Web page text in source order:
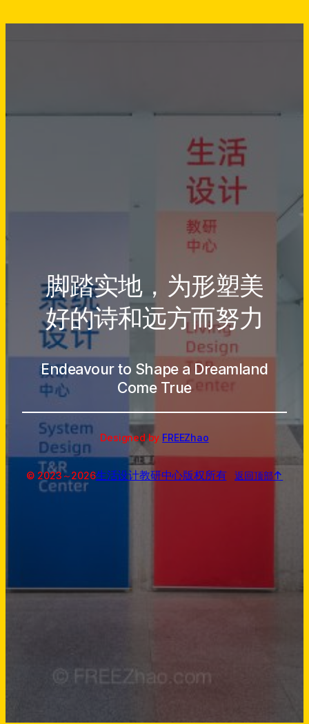
脚踏实地，为形塑美
好的诗和远方而努力
Endeavour to Shape a Dreamland
Come True
Designed by FREEZhao
© 2023～2026生活设计教研中心版权所有 返回顶部↑